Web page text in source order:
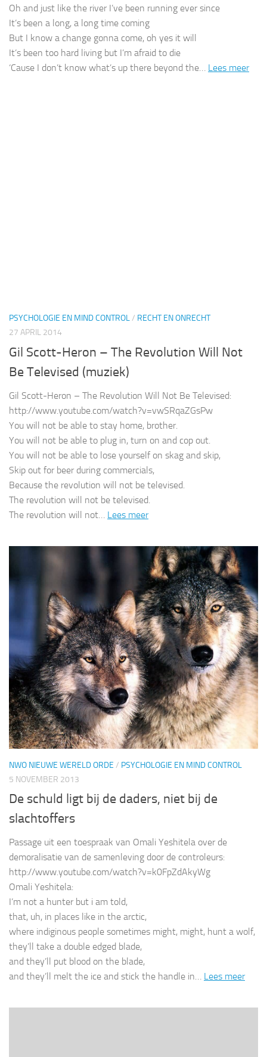
Oh and just like the river I’ve been running ever since
It’s been a long, a long time coming
But I know a change gonna come, oh yes it will
It’s been too hard living but I’m afraid to die
‘Cause I don’t know what’s up there beyond the… Lees meer
PSYCHOLOGIE EN MIND CONTROL/ RECHT EN ONRECHT
27 APRIL 2014
Gil Scott-Heron – The Revolution Will Not
Be Televised (muziek)
Gil Scott-Heron – The Revolution Will Not Be Televised:
http://www.youtube.com/watch?v=vwSRqaZGsPw
You will not be able to stay home, brother.
You will not be able to plug in, turn on and cop out.
You will not be able to lose yourself on skag and skip,
Skip out for beer during commercials,
Because the revolution will not be televised.
The revolution will not be televised.
The revolution will not… Lees meer
NWO NIEUWE WERELD ORDE / PSYCHOLOGIE EN MIND CONTROL
5 NOVEMBER 2013
De schuld ligt bij de daders, niet bij de
slachtoffers
Passage uit een toespraak van Omali Yeshitela over de
demoralisatie van de samenleving door de controleurs:
http://www.youtube.com/watch?v=k0FpZdAkyWg
Omali Yeshitela:
I’m not a hunter but i am told,
that, uh, in places like in the arctic,
where indiginous people sometimes might, might, hunt a wolf,
they’ll take a double edged blade,
and they’ll put blood on the blade,
and they’ll melt the ice and stick the handle in… Lees meer